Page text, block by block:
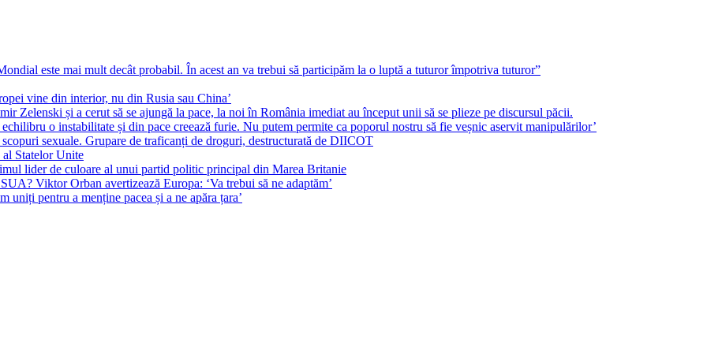
este mai mult decât probabil. În acest an va trebui să participăm la o luptă a tuturor împotriva tuturor”
vine din interior, nu din Rusia sau China’
și a cerut să se ajungă la pace, la noi în România imediat au început unii să se plieze pe discursul păcii.
o instabilitate și din pace creează furie. Nu putem permite ca poporul nostru să fie veșnic aservit manipulărilor’
sexuale. Grupare de traficanți de droguri, destructurată de DIICOT
al Statelor Unite
lider de culoare al unui partid politic principal din Marea Britanie
Viktor Orban avertizează Europa: ‘Va trebui să ne adaptăm’
pentru a menține pacea și a ne apăra țara’